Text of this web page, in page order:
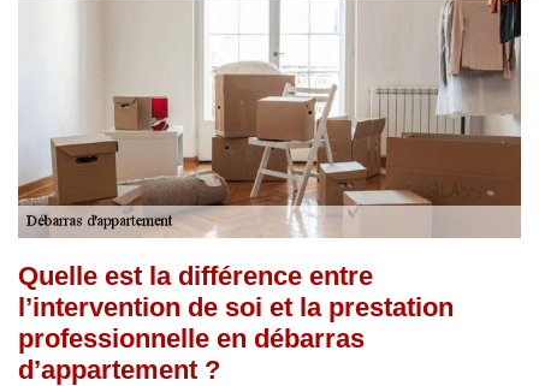
Quelle est la différence entre
l’intervention de soi et la prestation
professionnelle en débarras
d’appartement ?